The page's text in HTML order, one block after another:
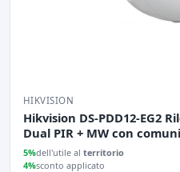
HIKVISION
Hikvision DS-PDD12-EG2
Dual PIR + MW con
installazione interna
5%dell'utile al territorio
4%sconto applicato